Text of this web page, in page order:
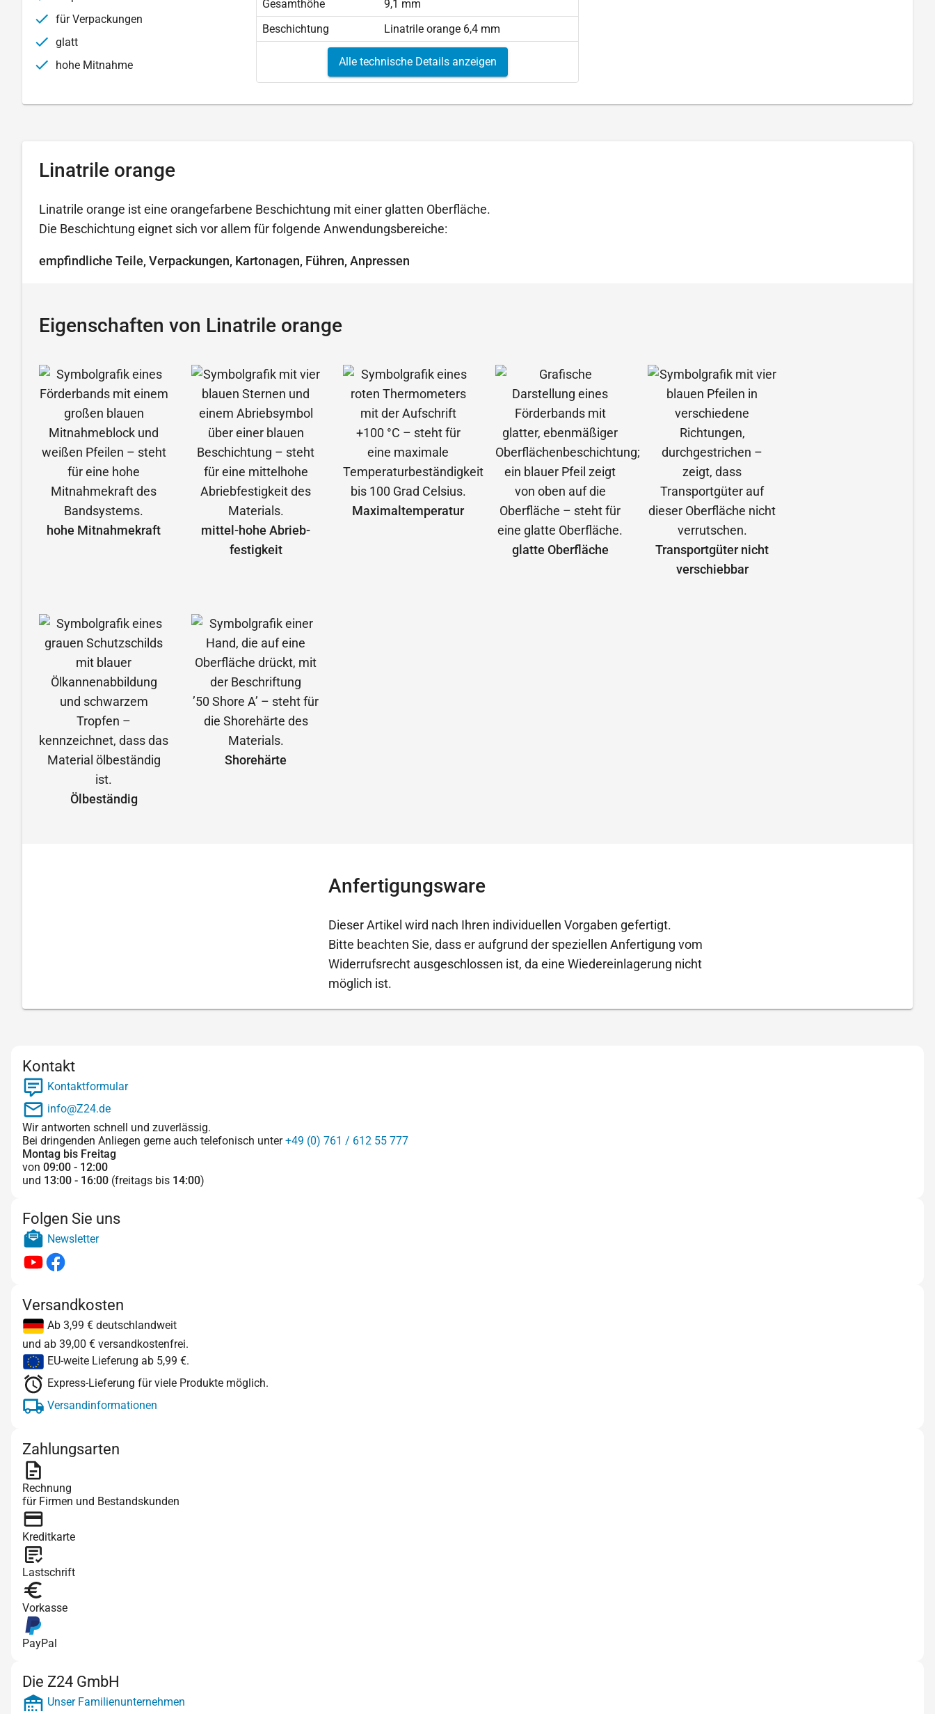
für Verpackungen
glatt
hohe Mitnahme
Gesamthöhe
9,1 mm
Beschichtung
Linatrile orange 6,4 mm
Alle technische Details anzeigen
Linatrile orange
Linatrile orange ist eine orangefarbene Beschichtung mit einer glatten Oberfläche.
Die Beschichtung eignet sich vor allem für folgende Anwendungsbereiche:
empfindliche Teile, Verpackungen, Kartonagen, Führen, Anpressen
Eigenschaften von Linatrile orange
hohe Mitnahmekraft
mittel-hohe Abrieb­
festigkeit
Maximal­temperatur
glatte Oberfläche
Transportgüter nicht
verschiebbar
Ölbeständig
Shorehärte
Anfertigungsware
Dieser Artikel wird nach Ihren individuellen Vorgaben gefertigt.
Bitte beachten Sie, dass er aufgrund der speziellen Anfertigung vom
Widerrufsrecht ausgeschlossen ist, da eine Wiedereinlagerung nicht
möglich ist.
Kontakt
Kontaktformular
info@Z24.de
Wir antworten schnell und zuverlässig.
Bei dringenden Anliegen gerne auch telefonisch unter+49 (0) 761 / 612 55 777
Montag bis Freitag
von 09:00 - 12:00
und 13:00 - 16:00 (freitags bis 14:00)
Folgen Sie uns
Newsletter
Versandkosten
Ab 3,99 € deutschlandweit
und ab 39,00 € versandkostenfrei.
EU-weite Lieferung ab 5,99 €.
Express-Lieferung für viele Produkte möglich.
Versandinformationen
Zahlungsarten
Rechnung
für Firmen und Bestandskunden
Kreditkarte
Lastschrift
Vorkasse
PayPal
Die Z24 GmbH
Unser Familienunternehmen